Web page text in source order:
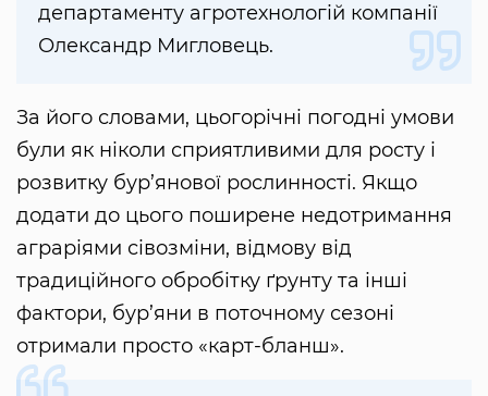
департаменту агротехнологій компанії
Олександр Мигловець.
За його словами, цьогорічні погодні умови
були як ніколи сприятливими для росту і
розвитку бур’янової рослинності. Якщо
додати до цього поширене недотримання
аграріями сівозміни, відмову від
традиційного обробітку ґрунту та інші
фактори, бур’яни в поточному сезоні
отримали просто «карт-бланш».